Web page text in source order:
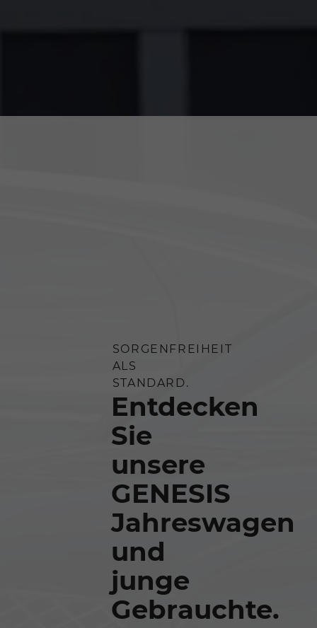
SORGENFREIHEIT
ALS
STANDARD.
Entdecken
Sie
unsere
GENESIS
Jahreswagen
und
junge
Gebrauchte.